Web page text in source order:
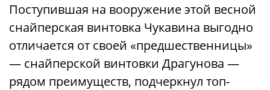
Поступившая на вооружение этой весной
снайперская винтовка Чукавина выгодно
отличается от своей «предшественницы»
— снайперской винтовки Драгунова —
рядом преимуществ, подчеркнул топ-